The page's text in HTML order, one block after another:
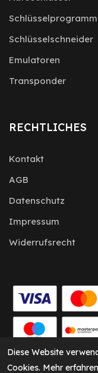
Schlüsselschneider
Emulatoren
Transponder
RECHTLICHES
Kontakt
AGB
Datenschutz
Impressum
Widerrufsrecht
Diese Website
Cookies. Mehr erfahren